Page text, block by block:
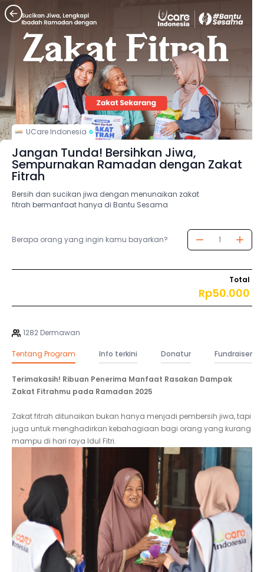
UCare Indonesia
Jangan Tunda! Bersihkan Jiwa,
Sempurnakan Ramadan dengan Zakat
Fitrah
Bersih dan sucikan jiwa dengan menunaikan zakat
fitrah bermanfaat hanya di Bantu Sesama
Berapa orang yang ingin kamu bayarkan? 1
Total
Rp50.000
1282 Dermawan
Tentang Program Info terkini Donatur Fundraiser
Terimakasih! Ribuan Penerima Manfaat Rasakan Dampak
Zakat Fitrahmu pada Ramadan 2025
Zakat fitrah ditunaikan bukan hanya menjadi pembersih jiwa, tapi
juga untuk menghadirkan kebahagiaan bagi orang yang kurang
mampu di hari raya Idul Fitri.